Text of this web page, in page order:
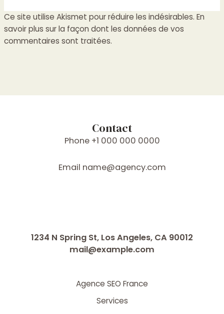
Ce site utilise Akismet pour réduire les indésirables.En
savoir plus sur la façon dont les données de vos
commentaires sont traitées.
Contact
Phone +1 000 000 0000
Email name@agency.com
1234 N Spring St, Los Angeles, CA 90012
mail@example.com
Agence SEO France
Services